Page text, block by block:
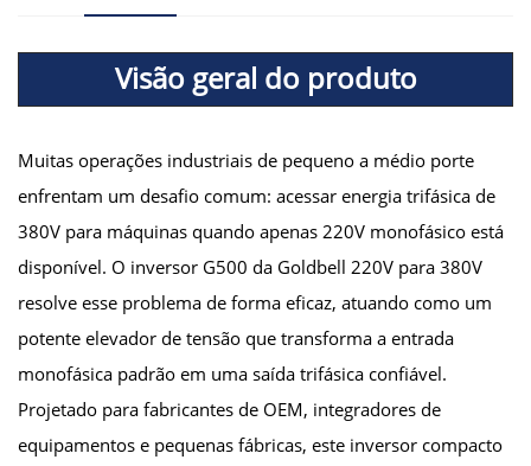
Visão geral do produto
Muitas operações industriais de pequeno a médio porte
enfrentam um desafio comum: acessar energia trifásica de
380V para máquinas quando apenas 220V monofásico está
disponível. O inversor G500 da Goldbell 220V para 380V
resolve esse problema de forma eficaz, atuando como um
potente elevador de tensão que transforma a entrada
monofásica padrão em uma saída trifásica confiável.
Projetado para fabricantes de OEM, integradores de
equipamentos e pequenas fábricas, este inversor compacto